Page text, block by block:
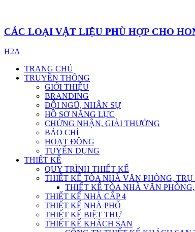
CÁC LOẠI VẬT LIỆU PHÙ HỢP CHO
H2A
TRANG CHỦ
TRUYỀN THÔNG
GIỚI THIỆU
BRANDING
ĐỘI NGŨ, NHÂN SỰ
HỒ SƠ NĂNG LỰC
CHỨNG NHẬN, GIẢI THƯỞNG
BÁO CHÍ
HOẠT ĐỘNG
TUYỂN DỤNG
THIẾT KẾ
QUY TRÌNH THIẾT KẾ
THIẾT KẾ TÒA NHÀ VĂN PHÒNG, TRỤ
THIẾT KẾ TÒA NHÀ VĂN
THIẾT KẾ NHÀ CẤP 4
THIẾT KẾ NHÀ PHỐ
THIẾT KẾ BIỆT THỰ
THIẾT KẾ KHÁCH SẠN